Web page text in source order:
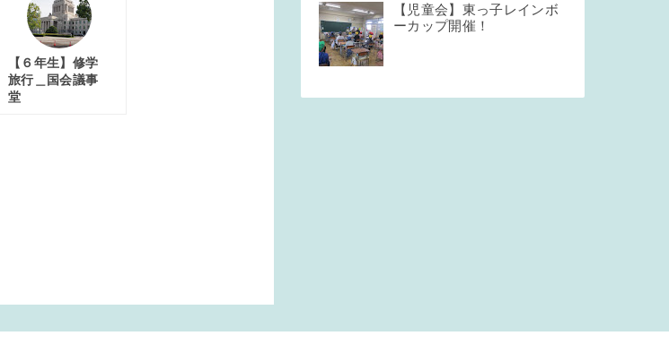
【６年生】修学
旅行＿国会議事
堂
【児童会】東っ子レインボ
ーカップ開催！